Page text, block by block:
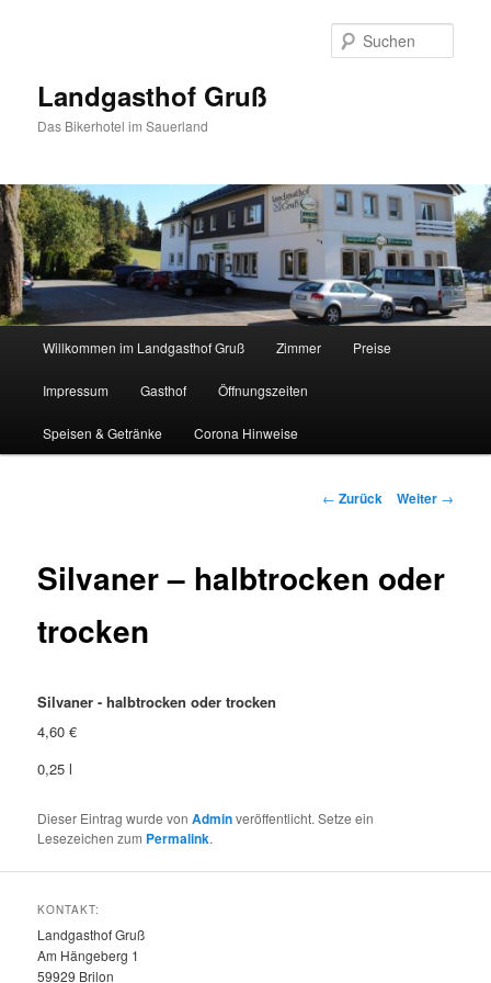
Landgasthof Gruß
Das Bikerhotel im Sauerland
Willkommen im Landgasthof Gruß Zimmer Preise
Impressum Gasthof Öffnungszeiten
Speisen & Getränke Corona Hinweise
Beitragsnavigation
← Zurück Weiter →
Silvaner – halbtrocken oder
trocken
Silvaner - halbtrocken oder trocken
4,60 €
0,25 l
Dieser Eintrag wurde vonAdminveröffentlicht. Setze ein
Lesezeichen zum Permalink.
KONTAKT:
Landgasthof Gruß
Am Hängeberg 1
59929 Brilon